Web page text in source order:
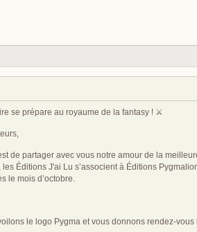
se prépare au royaume de la fantasy ! ⚔️
de partager avec vous notre amour de la
Éditions J'ai Lu s’associent à Éditions
le mois d’octobre.
le logo Pygma et vous donnons rendez-